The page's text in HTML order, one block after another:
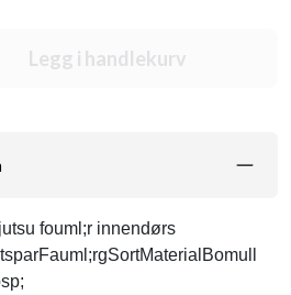
Legg i handlekurv
fouml;r innendørs